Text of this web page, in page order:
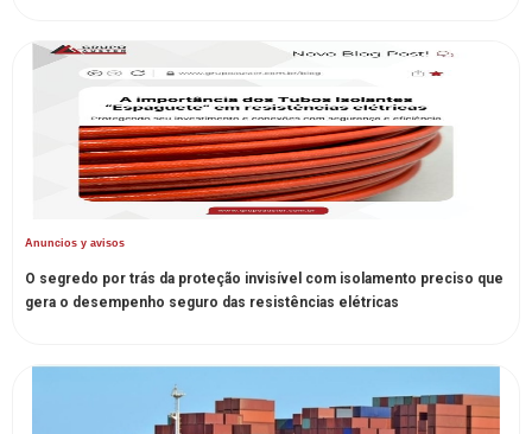
Anuncios y avisos
O segredo por trás da proteção invisível com isolamento preciso que
gera o desempenho seguro das resistências elétricas